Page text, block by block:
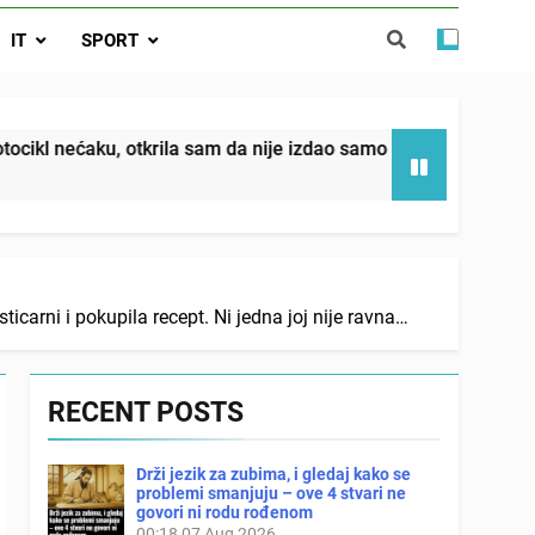
nije izdao samo našu kćer, nego je
sin već sutradan oženio ljubavnicom,
i da iza bolničkog stakla već čekaju
IT SPORT
sam da nije izdao samo našu kćer, nego je svojim
i pokupila recept. Ni jedna joj nije ravna…
RECENT POSTS
Drži jezik za zubima, i gledaj kako se
problemi smanjuju – ove 4 stvari ne
govori ni rodu rođenom